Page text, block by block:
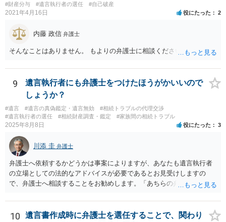
#財産分与 #遺言執行者の選任 #自己破産
2021年4月16日 役にたった 2
内藤 政信 弁護士
そんなことはありません。 もよりの弁護士に相談ください。
9
遺言執行者にも弁護士をつけたほうがかいいので
しょうか？
#遺言 #遺言の真偽鑑定・遺言無効
#相続トラブルの代理交渉
#遺言執行者の選任
#相続財産調査・鑑定 #家族間の相続トラブル
2025年8月8日 役にたった 3
川添 圭 弁護士
弁護士へ依頼するかどうかは事案によりますが、あなたも遺言執行者
の立場としての法的なアドバイスが必要であるとお見受けしますの
で、弁護士へ相談することをお勧めします。「あちらの弁護士」（元
誘導しかしてこないと思います。
10
遺言書作成時に弁護士を選任することで、関わり